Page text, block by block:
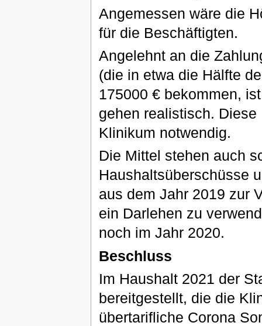
Angemessen wäre die
für die Beschäftigten.
Angelehnt an die
(die in etwa die Hälfte
175000 € bekommen,
gehen realistisch.
Klinikum notwendig.
Die Mittel stehen auch
Haushaltsüberschüsse
aus dem Jahr 2019 zur
ein Darlehen zu
noch im Jahr 2020.
Beschluss
Im Haushalt 2021 der
bereitgestellt, die die
übertarifliche Corona